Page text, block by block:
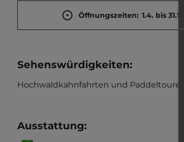
Öffnungszeiten: 1.4. bis
Sehenswürdigkeiten:
Hochwaldkahnfahrten und
Ausstattung: